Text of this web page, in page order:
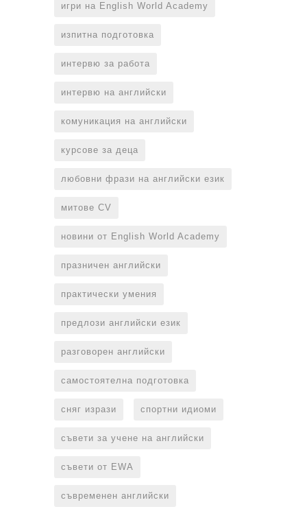
игри на English World Academy
изпитна подготовка
интервю за работа
интервю на английски
комуникация на английски
курсове за деца
любовни фрази на английски език
митове CV
новини от English World Academy
празничен английски
практически умения
предлози английски език
разговорен английски
самостоятелна подготовка
сняг изрази спортни идиоми
съвети за учене на английски
съвети от EWA
съвременен английски